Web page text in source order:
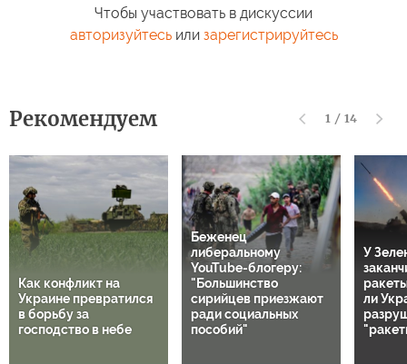
Чтобы участвовать в дискуссии
авторизуйтесьили зарегистрируйтесь
Рекомендуем 1 / 14
Как конфликт на
Украине превратился
в борьбу за
господство в небе
Беженец
либеральному
YouTube-блогеру:
"Большинство
сирийцев приезжают
ради социальных
пособий"
У
ли